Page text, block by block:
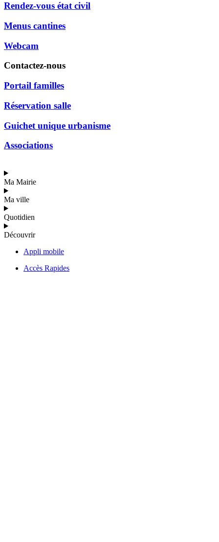
Rendez-vous état civil
Menus cantines
Webcam
Contactez-nous
Portail familles
Réservation salle
Guichet unique urbanisme
Associations
Ma Mairie
Ma ville
Quotidien
Découvrir
Appli mobile
Accès Rapides